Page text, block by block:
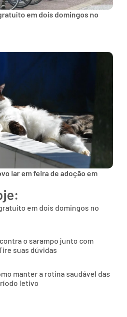
em dois domingos no
lar em feira de adoção em
em dois domingos no
o sarampo junto com
suas dúvidas
manter a rotina saudável das
letivo